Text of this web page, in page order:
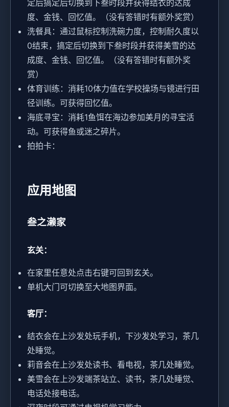
定后搞定后切换到下叁时段并获得结衣的达成
度、金钱、回忆值。（没有答错时有额外奖赏）
洗餐具：通过鼠标控制洗碗力度，控制耐久度以
0结束，搞定后切换到下叁时段并获得美雪的达
成度、金钱、回忆值。（没有答错时有额外奖
赏）
体育训练：消耗10体力值在学校操场与镜进行田
径训练。可获得回忆值。
海底寻宝：消耗1鱼饵在海边参加美月的寻宝活
动。可获得鱼或迷之碎片。
拍拍卡：
应用地图
叁之濑家
玄关：
在家里任意处点击右键可回到玄关。
单机大门可切换至大地图界面。
客厅：
结衣会在上沙发处玩手机，下沙发处学习，茶几
处睡觉。
莉音会在上沙发处读书、看电视，茶几处睡觉。
美雪会在上沙发端茶站立、读书，茶几处睡觉、
电话处接电话。